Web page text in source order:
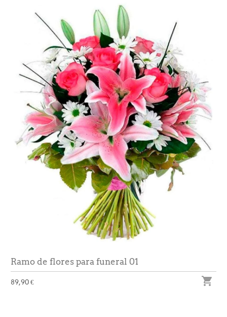
Ramo de flores para funeral 01
89,90 € 